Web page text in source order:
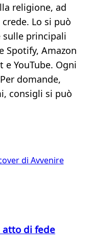
religione, ad
Lo si può
sulle principali
Spotify, Amazon
e YouTube. Ogni
domande,
consigli si può
di Avvenire
atto di fede